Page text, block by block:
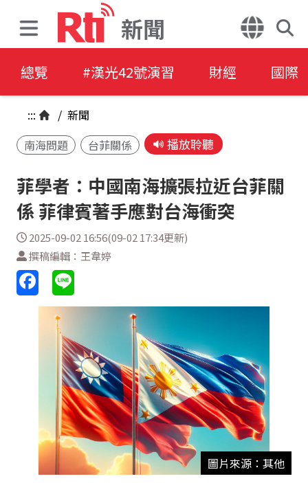
新聞
總覽 #漢光42號演習 財經 國際
::: / 新聞
南海問題
台菲關係 播放聆聽
菲學者：中國南海擴張拉近台菲關
係 菲律賓著手應對台海衝突
2025-09-02 16:56(09-02 17:34更新)
撰稿編輯：王韋婷
圖片來源：其他